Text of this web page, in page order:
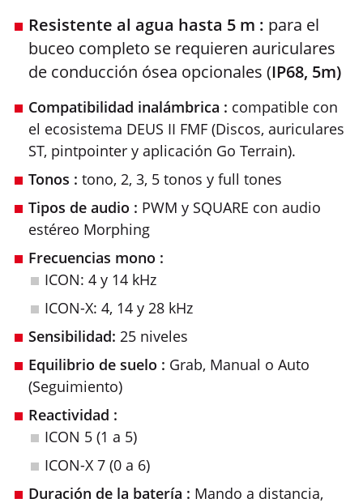
Resistente al agua hasta 5 m : para el
buceo completo se requieren auriculares
de conducción ósea opcionales (IP68, 5m)
Compatibilidad inalámbrica : compatible con
el ecosistema DEUS II FMF (Discos, auriculares
ST, pintpointer y aplicación Go Terrain).
Tonos : tono, 2, 3, 5 tonos y full tones
Tipos de audio : PWM y SQUARE con audio
estéreo Morphing
Frecuencias mono :
ICON: 4 y 14 kHz
ICON-X: 4, 14 y 28 kHz
Sensibilidad: 25 niveles
Equilibrio de suelo : Grab, Manual o Auto
(Seguimiento)
Reactividad :
ICON 5 (1 a 5)
ICON-X 7 (0 a 6)
Duración de la batería : Mando a distancia,